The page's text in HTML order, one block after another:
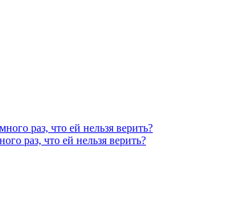
раз, что ей нельзя верить?
раз, что ей нельзя верить?